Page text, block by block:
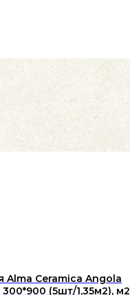
Alma Ceramica Angola
(5шт/1,35м2), м2